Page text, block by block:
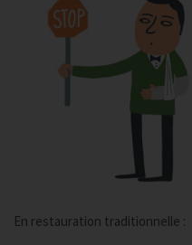
En restauration traditionnelle :